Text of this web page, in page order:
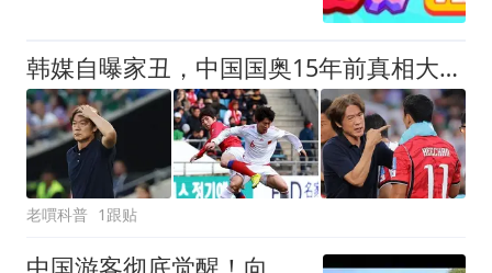
韩媒自曝家丑，中国国奥15年前真相大白！当年耻辱原来是被人做局
老嘪科普 1跟贴